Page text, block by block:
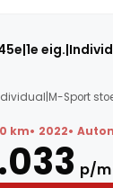
Sport
km 2022
p/m